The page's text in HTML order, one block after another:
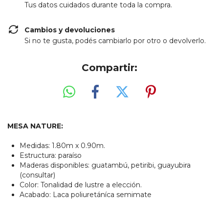
Tus datos cuidados durante toda la compra.
Cambios y devoluciones
Si no te gusta, podés cambiarlo por otro o devolverlo.
Compartir:
MESA NATURE:
Medidas: 1.80m x 0.90m.
Estructura: paraíso
Maderas disponibles: guatambú, petiribi, guayubira
(consultar)
Color: Tonalidad de lustre a elección.
Acabado: Laca poliuretáníca semimate